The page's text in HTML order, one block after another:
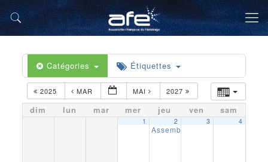
Catégories Étiquettes
2025 MAR MAI 2027
dim lun mar mer jeu ven sam
1 2
Assemblée générale AFE
3 4